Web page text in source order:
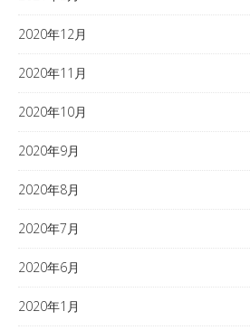
2020年12月
2020年11月
2020年10月
2020年9月
2020年8月
2020年7月
2020年6月
2020年1月